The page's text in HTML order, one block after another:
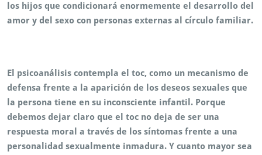
los hijos que condicionará enormemente el desarrollo del
amor y del sexo con personas externas al círculo familiar.
El psicoanálisis contempla el toc, como un mecanismo de
defensa frente a la aparición de los deseos sexuales que
la persona tiene en su inconsciente infantil. Porque
debemos dejar claro que el toc no deja de ser una
respuesta moral a través de los síntomas frente a una
personalidad sexualmente inmadura. Y cuanto mayor sea